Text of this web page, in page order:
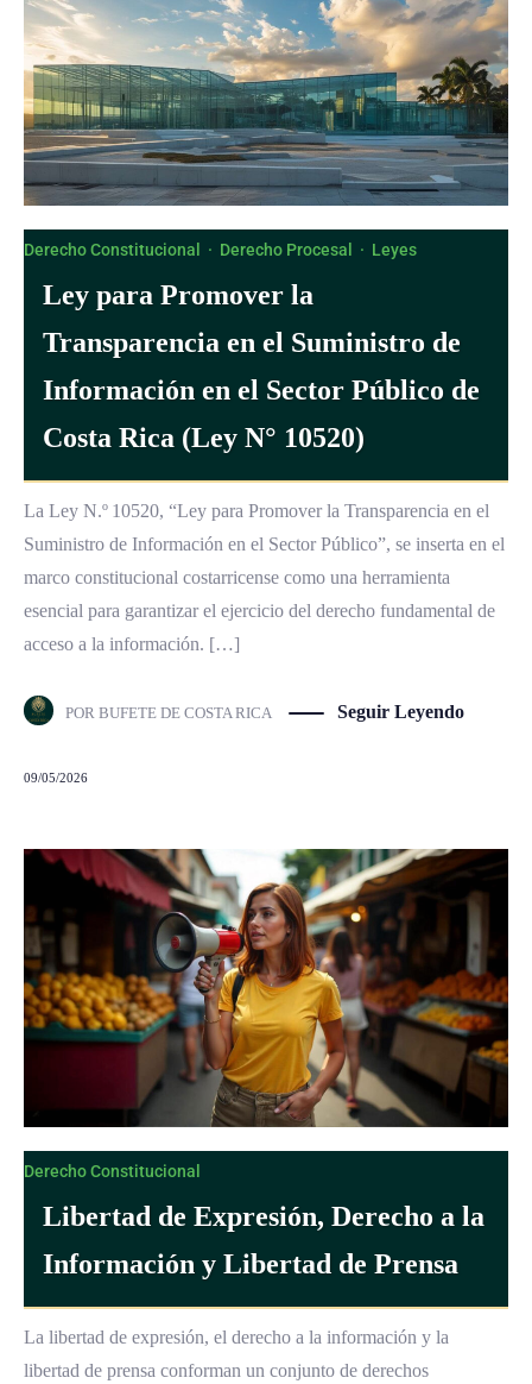
Derecho Constitucional · Derecho Procesal · Leyes
Ley para Promover la
Transparencia en el Suministro de
Información en el Sector Público de
Costa Rica (Ley N° 10520)
La Ley N.º 10520, “Ley para Promover la Transparencia en el
Suministro de Información en el Sector Público”, se inserta en el
marco constitucional costarricense como una herramienta
esencial para garantizar el ejercicio del derecho fundamental de
acceso a la información. […]
POR BUFETE DE COSTA RICA Seguir Leyendo
09/05/2026
Derecho Constitucional
Libertad de Expresión, Derecho a la
Información y Libertad de Prensa
La libertad de expresión, el derecho a la información y la
libertad de prensa conforman un conjunto de derechos